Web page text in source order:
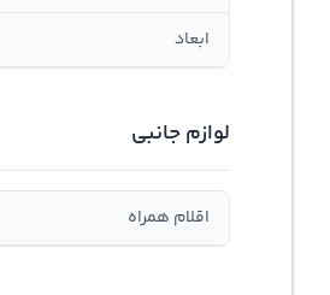
ابعاد
لوازم جانبی
اقلام همراه